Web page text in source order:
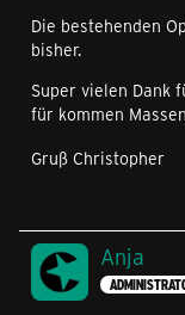
Die bestehenden
bisher.
Super vielen Dank
für kommen
Gruß Christopher
Anja